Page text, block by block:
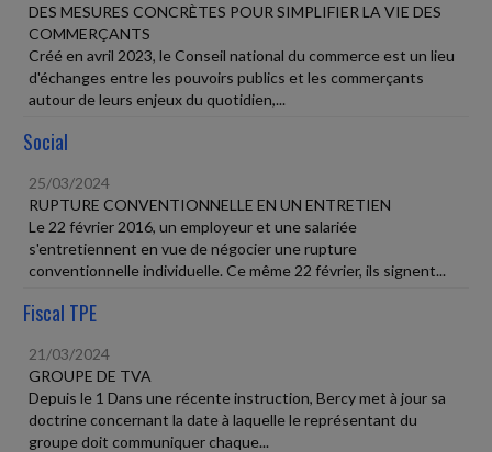
DES MESURES CONCRÈTES POUR SIMPLIFIER LA VIE DES
COMMERÇANTS
Créé en avril 2023, le Conseil national du commerce est un lieu
d'échanges entre les pouvoirs publics et les commerçants
autour de leurs enjeux du quotidien,...
Social
25/03/2024
RUPTURE CONVENTIONNELLE EN UN ENTRETIEN
Le 22 février 2016, un employeur et une salariée
s'entretiennent en vue de négocier une rupture
conventionnelle individuelle. Ce même 22 février, ils signent...
Fiscal TPE
21/03/2024
GROUPE DE TVA
Depuis le 1 Dans une récente instruction, Bercy met à jour sa
doctrine concernant la date à laquelle le représentant du
groupe doit communiquer chaque...